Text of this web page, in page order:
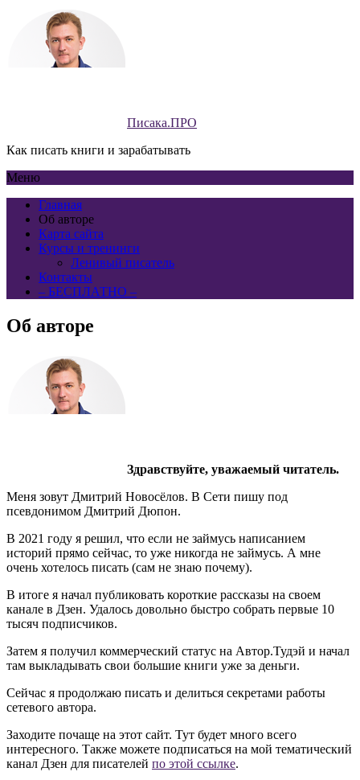
Писака.ПРО
Как писать книги и зарабатывать
Меню
Главная
Об авторе
Карта сайта
Курсы и тренинги
Ленивый писатель
Контакты
– БЕСПЛАТНО –
Об авторе
Здравствуйте, уважаемый читатель.
Меня зовут Дмитрий Новосёлов. В Сети пишу под
псевдонимом Дмитрий Дюпон.
В 2021 году я решил, что если не займусь написанием
историй прямо сейчас, то уже никогда не займусь. А мне
очень хотелось писать (сам не знаю почему).
В итоге я начал публиковать короткие рассказы на своем
канале в Дзен. Удалось довольно быстро собрать первые 10
тысяч подписчиков.
Затем я получил коммерческий статус на Автор.Тудэй и начал
там выкладывать свои большие книги уже за деньги.
Сейчас я продолжаю писать и делиться секретами работы
сетевого автора.
Заходите почаще на этот сайт. Тут будет много всего
интересного. Также можете подписаться на мой тематический
канал Дзен для писателей по этой ссылке.